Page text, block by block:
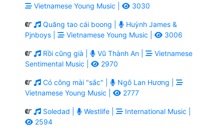
Vietnamese Young Music |
3030
Quăng tao cái boong |
Huỳnh James &
Pjnboys |
Vietnamese Young Music | 3006
Rồi cũng già | Vũ Thành An |
Vietnamese
Sentimental Music |
2970
Có công mài "sắc" |
Ngô Lan Hương |
Vietnamese Young Music |
2777
Soledad | Westlife |
International Music |
2594